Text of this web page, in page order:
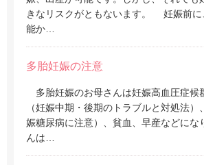
きなリスクがともないます。 妊娠前に
能か…
多胎妊娠の注意
多胎妊娠のお母さんは妊娠高血圧症候
（妊娠中期・後期のトラブルと対処法
娠糖尿病に注意）、貧血、早産などにな
んは…